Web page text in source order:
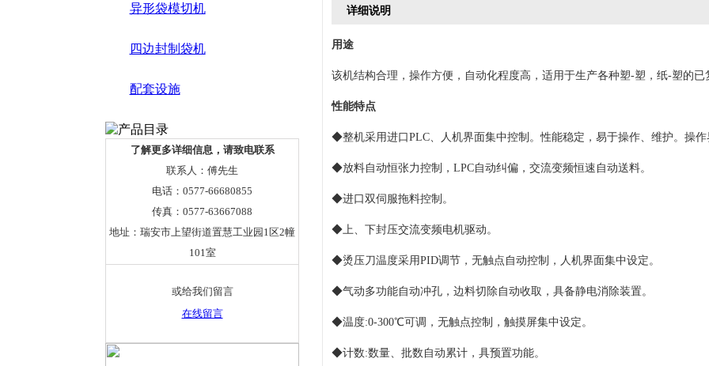
异形袋模切机
四边封制袋机
配套设施
了解更多详细信息，请致电联系
联系人：傅先生
电话：0577-66680855
传真：0577-63667088
地址：瑞安市上望街道置慧工业园1区2幢
101室
或给我们留言
在线留言
详细说明
用途
该机结构合理，操作方便，自动化程度高，适用于生产各种塑-塑，纸-塑的
性能特点
◆整机采用进口PLC、人机界面集中控制。性能稳定，易于操作、维护。操
◆放料自动恒张力控制，LPC自动纠偏，交流变频恒速自动送料。
◆进口双伺服拖料控制。
◆ 上、下封压交流变频电机驱动。
◆烫压刀温度采用PID调节，无触点自动控制，人机界面集中设定。
◆气动多功能自动冲孔，边料切除自动收取，具备静电消除装置。
◆温度:0-300℃可调，无触点控制，触摸屏集中设定。
◆计数:数量、批数自动累计，具预置功能。